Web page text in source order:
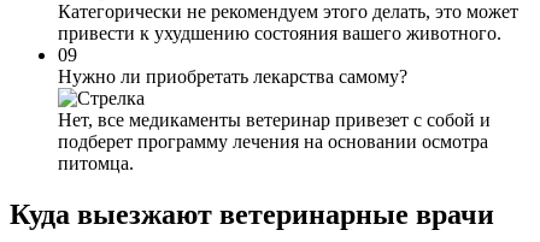
Категорически не рекомендуем этого делать, это может
привести к ухудшению состояния вашего животного.
09
Нужно ли приобретать лекарства самому?
Нет, все медикаменты ветеринар привезет с собой и
подберет программу лечения на основании осмотра
питомца.
Куда выезжают ветеринарные врачи